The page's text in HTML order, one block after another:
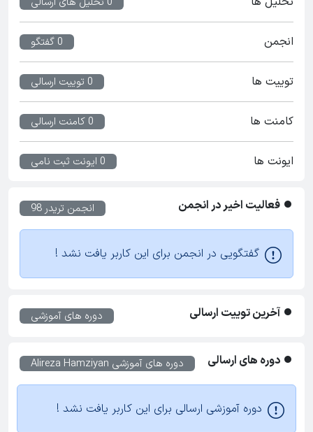
انجمن 0 گفتگو
توییت ها 0 توییت ارسالی
کامنت ها 0 کامنت ارسالی
ایونت ها 0 ایونت ثبت نامی
فعالیت اخیر در انجمن انجمن تریدر 98
گفتگویی در انجمن برای این کاربر یافت نشد !
آخرین توییت ارسالی دوره های آموزشی
دوره های ارسالی دوره های آموزشی Alireza Hamziyan
دوره آموزشی ارسالی برای این کاربر یافت نشد !